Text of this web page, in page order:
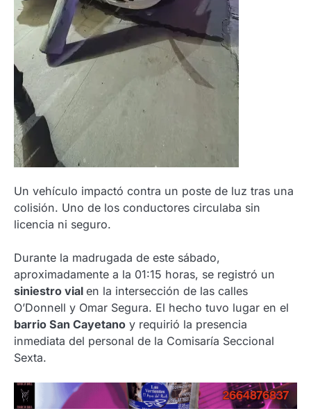
Un vehículo impactó contra un poste de luz tras una
colisión. Uno de los conductores circulaba sin
licencia ni seguro.
Durante la madrugada de este sábado,
aproximadamente a la 01:15 horas, se registró un
siniestro vial en la intersección de las calles
O’Donnell y Omar Segura. El hecho tuvo lugar en el
barrio San Cayetano y requirió la presencia
inmediata del personal de la Comisaría Seccional
Sexta.